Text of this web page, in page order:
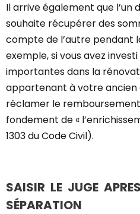
Il arrive également que l’un
souhaite récupérer des
compte de l’autre pendant
exemple, si vous avez
importantes dans la
appartenant à votre ancien
réclamer le
fondement de «
1303 du Code Civil).
SAISIR LE JUGE
SÉPARATION